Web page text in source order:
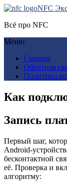
NFC
Всё про NFC
Меню
Главная
Обратная
Политика
Как
Запись
Первый шаг,
Android-
бесконтактной
её. Проверка и
алгоритму: